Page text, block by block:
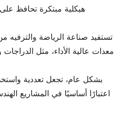
هيكلية مبتكرة تحافظ على
تستفيد صناعة الرياضة والترفيه
معدات عالية الأداء، مثل
بشكل عام، تجعل تعددية
اعتبارًا أساسيًا في المشاريع